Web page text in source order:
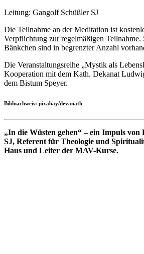
Leitung: Gangolf Schüßler SJ
Die Teilnahme an der Meditation ist
Verpflichtung zur regelmäßigen Teilnahme.
Bänkchen sind in begrenzter Anzahl
Die Veranstaltungsreihe „Mystik als
Kooperation mit dem Kath. Dekanat
dem Bistum Speyer.
Bildnachweis: pixabay/devanath
„In die Wüsten gehen“ – ein Impuls von
SJ, Referent für Theologie und
Haus und Leiter der MAV-Kurse.